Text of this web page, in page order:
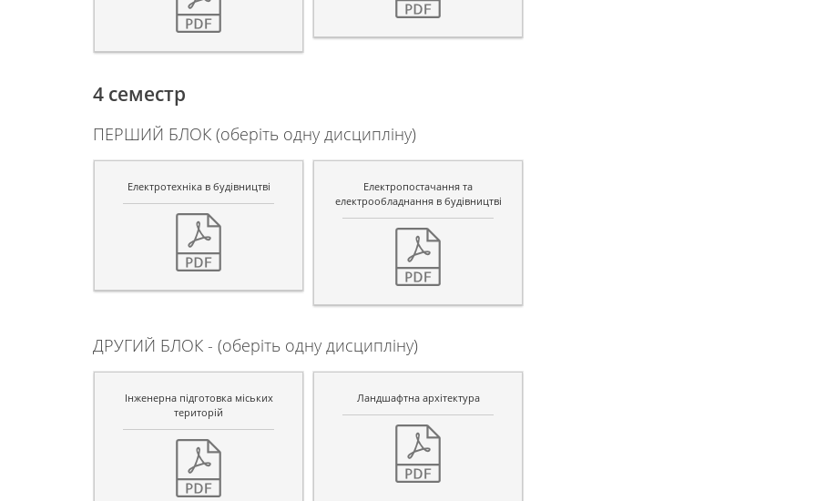
4 семестр
ПЕРШИЙ БЛОК (оберіть одну дисципліну)
Електротехніка в будівництві
Електропостачання та
електрообладнання в будівництві
ДРУГИЙ БЛОК - (оберіть одну дисципліну)
Інженерна підготовка міських
територій
Ландшафтна архітектура